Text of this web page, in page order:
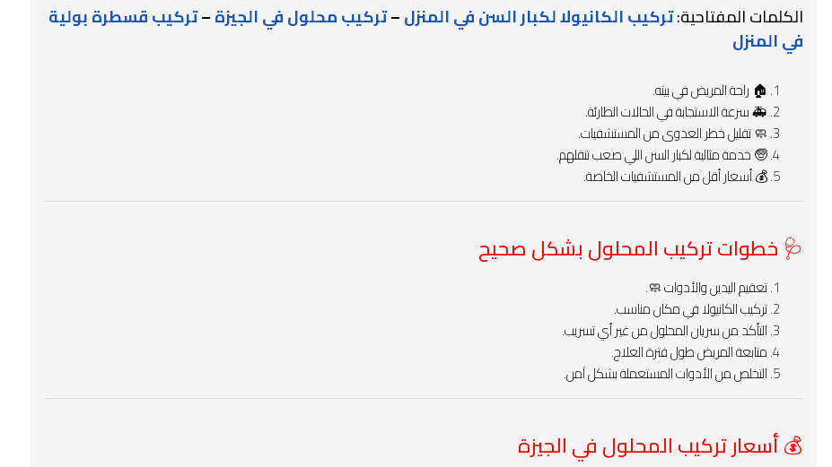
الكلمات المفتاحية:تركيب الكانيولا لكبار السن في المنزل–تركيب محلول في الجيزة–تركيب قسطرة بولية
في المنزل
🏠 راحة المريض في بيته.
🚑 سرعة الاستجابة في الحالات الطارئة.
🧼 تقليل خطر العدوى من المستشفيات.
🧓 خدمة مثالية لكبار السن اللي صعب تنقلهم.
💰 أسعار أقل من المستشفيات الخاصة.
🩺 خطوات تركيب المحلول بشكل صحيح
تعقيم اليدين والأدوات 🧼.
تركيب الكانيولا في مكان مناسب.
التأكد من سريان المحلول من غير أي تسريب.
متابعة المريض طول فترة العلاج.
التخلص من الأدوات المستعملة بشكل آمن.
💰 أسعار تركيب المحلول في الجيزة